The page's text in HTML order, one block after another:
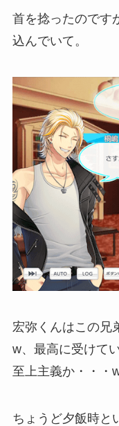
首を捻ったのです
込んでいて。
宏弥くんはこの兄
w、最高に受けて
至上主義か・・・w
ちょうど夕飯時と